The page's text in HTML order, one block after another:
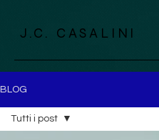
J.C. CASALINI
BLOG
Tutti i post